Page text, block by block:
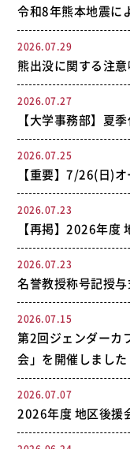
令和8年熊本地震に
2026.07.29
熊出没に関する注意
2026.07.27
【大学事務部】夏
2026.07.25
【重要】7/26(日)
2026.07.23
【再掲】2026年度
2026.07.23
名誉教授称号記授
2026.07.15
第2回ジェンダーカ
会」を開催しました
2026.07.07
2026年度 地区後援